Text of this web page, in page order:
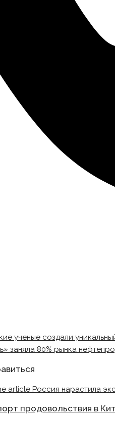
ученые создали
заняла 80% рынка
продовольствия в